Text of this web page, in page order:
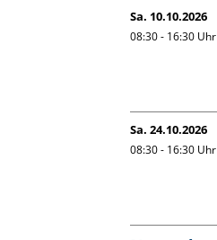
Sa. 10.10.2026
08:30 - 16:30 Uhr
Sa. 24.10.2026
08:30 - 16:30 Uhr